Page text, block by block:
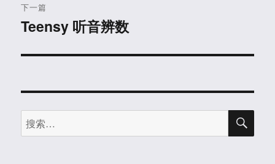
下一篇
下
文
Teensy 听音辨数
搜
索：
搜